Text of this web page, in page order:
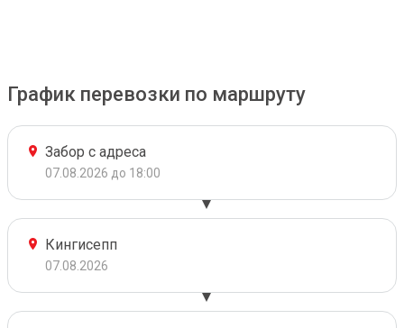
График перевозки по маршруту
Забор с адреса
07.08.2026 до 18:00
Кингисепп
07.08.2026